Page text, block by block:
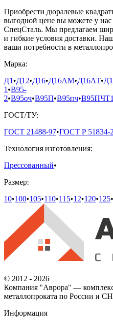
Приобрести дюралевые
выгодной цене вы можете у
СпецСталь. Мы предлагаем
и гибкие условия доставки.
ваши потребности в
Марка:
Д1•Д12•Д16•Д16АМ•Д16АТ•
1•В95-
2•В95оч•В95П•В95пч•В95ПЧТ1
ГОСТ/ТУ:
ГОСТ 21488-97•ГОСТ Р 51834-
Технология изготовления:
Прессованный•
Размер:
10•100•105•110•115•12•120•125•
© 2012 - 2026
Компания "Аврора" —
металлопроката по России и
Информация